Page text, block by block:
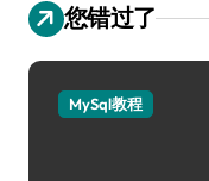
您错过了
MySql教程